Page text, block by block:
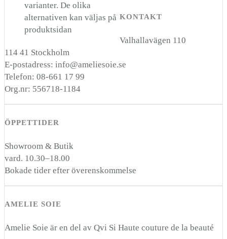
varianter. De olika
alternativen kan väljas på
produktsidan
KONTAKT
Valhallavägen 110
114 41 Stockholm
E-postadress: info@ameliesoie.se
Telefon: 08-661 17 99
Org.nr: 556718-1184
ÖPPETTIDER
Showroom & Butik
vard. 10.30–18.00
Bokade tider efter överenskommelse
AMELIE SOIE
Amelie Soie är en del av Qvi Si Haute couture de la beauté